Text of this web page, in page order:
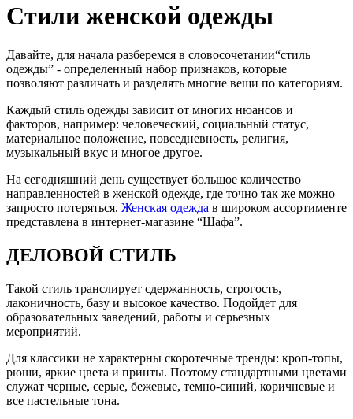
Стили женской одежды
Давайте, для начала разберемся в словосочетании“стиль
одежды” - определенный набор признаков, которые
позволяют различать и разделять многие вещи по категориям.
Каждый стиль одежды зависит от многих нюансов и
факторов, например: человеческий, социальный статус,
материальное положение, повседневность, религия,
музыкальный вкус и многое другое.
На сегодняшний день существует большое количество
направленностей в женской одежде, где точно так же можно
запросто потеряться. Женская одежда в широком ассортименте
представлена в интернет-магазине “Шафа”.
ДЕЛОВОЙ СТИЛЬ
Такой стиль транслирует сдержанность, строгость,
лаконичность, базу и высокое качество. Подойдет для
образовательных заведений, работы и серьезных
мероприятий.
Для классики не характерны скоротечные тренды: кроп-топы,
рюши, яркие цвета и принты. Поэтому стандартными цветами
служат черные, серые, бежевые, темно-синий, коричневые и
все пастельные тона.